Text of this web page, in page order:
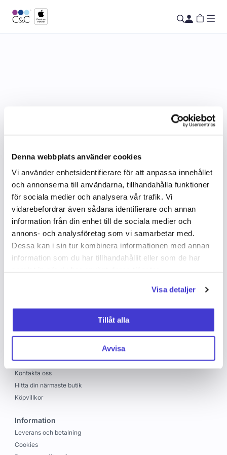
Denna webbplats använder cookies
Vi använder enhetsidentifierare för att anpassa innehållet
och annonserna till användarna, tillhandahålla funktioner
för sociala medier och analysera vår trafik. Vi
vidarebefordrar även sådana identifierare och annan
information från din enhet till de sociala medier och
annons- och analysföretag som vi samarbetar med.
Dessa kan i sin tur kombinera informationen med annan
information som du har tillhandahållit eller som de har
Visa detaljer
Tillåt alla
Avvisa
Vendre
C&C
Jobba hos oss
Kontakta oss
Hitta din närmaste butik
Köpvillkor
Information
Leverans och betalning
Cookies